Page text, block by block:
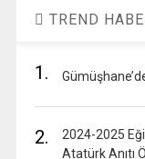
TREND
1.
2.
2024-2025
Atatürk Anıtı